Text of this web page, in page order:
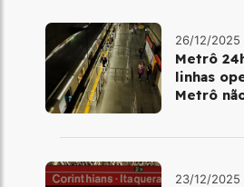
26/12/2025
Metrô
linhas
Metrô
23/12/2025